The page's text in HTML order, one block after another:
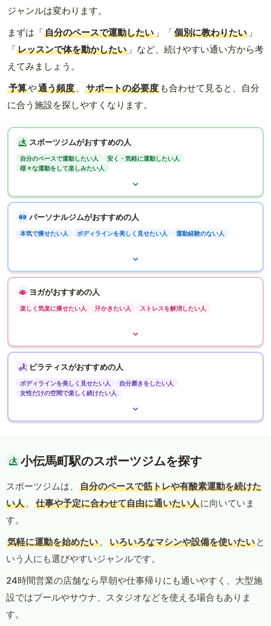
ジャンルは変わります。
まずは「自分のペースで運動したい 」「個別に教わりたい 」
「レッスンで体を動かしたい 」など、続けやすい通い方から考
えてみましょう。
予算や通う頻度 、 サポートの必要度 も合わせて見ると、自分
に合う施設を探しやすくなります。
スポーツジムがおすすめの人
自分のペースで運動したい人
安く・気軽に運動したい人
様々な運動をして楽しみたい人
パーソナルジムがおすすめの人
本気で痩せたい人 ボディラインを美しく見せたい人 運動経験のない人
ヨガがおすすめの人
楽しく気楽に痩せたい人 汗かきたい人 ストレスを解消したい人
ピラティスがおすすめの人
ボディラインを美しく見せたい人
自分磨きをしたい人
女性だけの空間で楽しく続けたい人
小伝馬町駅のスポーツジムを探す
スポーツジムは、
自分のペースで筋トレや有酸素運動を続けた
い人 、 仕事や予定に合わせて自由に通いたい人に向いていま
す。
気軽に運動を始めたい 、 いろいろなマシンや設備を使いたい と
いう人にも選びやすいジャンルです。
24時間営業の店舗なら早朝や仕事帰りにも通いやすく、大型施
設ではプールやサウナ、スタジオなどを使える場合もありま
す。